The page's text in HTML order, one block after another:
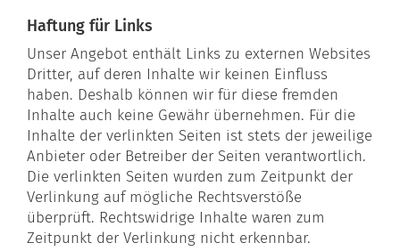
Haftung für Links
Unser Angebot enthält Links zu externen Websites
Dritter, auf deren Inhalte wir keinen Einfluss
haben. Deshalb können wir für diese fremden
Inhalte auch keine Gewähr übernehmen. Für die
Inhalte der verlinkten Seiten ist stets der jeweilige
Anbieter oder Betreiber der Seiten verantwortlich.
Die verlinkten Seiten wurden zum Zeitpunkt der
Verlinkung auf mögliche Rechtsverstöße
überprüft. Rechtswidrige Inhalte waren zum
Zeitpunkt der Verlinkung nicht erkennbar.